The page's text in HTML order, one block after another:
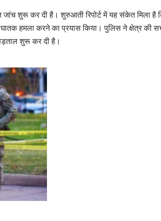
शुरू कर दी है। शुरुआती रिपोर्ट में यह संकेत मिला है
हमला करने का प्रयास किया। पुलिस ने क्षेत्र की
शुरू कर दी है।